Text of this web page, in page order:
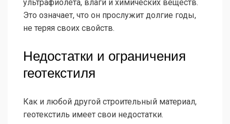
ультрафиолета, влаги и химических веществ.
Это означает, что он прослужит долгие годы,
не теряя своих свойств.
Недостатки и ограничения
геотекстиля
Как и любой другой строительный материал,
геотекстиль имеет свои недостатки.